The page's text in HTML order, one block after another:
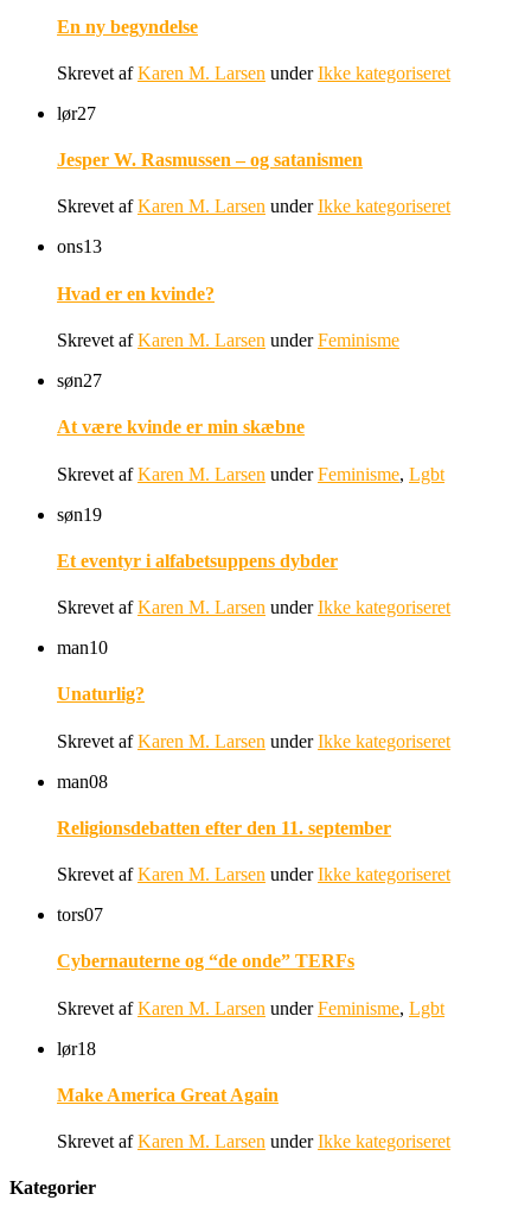
En ny begyndelse
Skrevet afKaren M. Larsen underIkke kategoriseret
lør27
Jesper W. Rasmussen – og satanismen
Skrevet afKaren M. Larsen underIkke kategoriseret
ons13
Hvad er en kvinde?
Skrevet afKaren M. Larsen underFeminisme
søn27
At være kvinde er min skæbne
Skrevet afKaren M. Larsen underFeminisme, Lgbt
søn19
Et eventyr i alfabetsuppens dybder
Skrevet afKaren M. Larsen underIkke kategoriseret
man10
Unaturlig?
Skrevet afKaren M. Larsen underIkke kategoriseret
man08
Religionsdebatten efter den 11. september
Skrevet afKaren M. Larsen underIkke kategoriseret
tors07
Cybernauterne og “de onde” TERFs
Skrevet afKaren M. Larsen underFeminisme, Lgbt
lør18
Make America Great Again
Skrevet afKaren M. Larsen underIkke kategoriseret
Kategorier